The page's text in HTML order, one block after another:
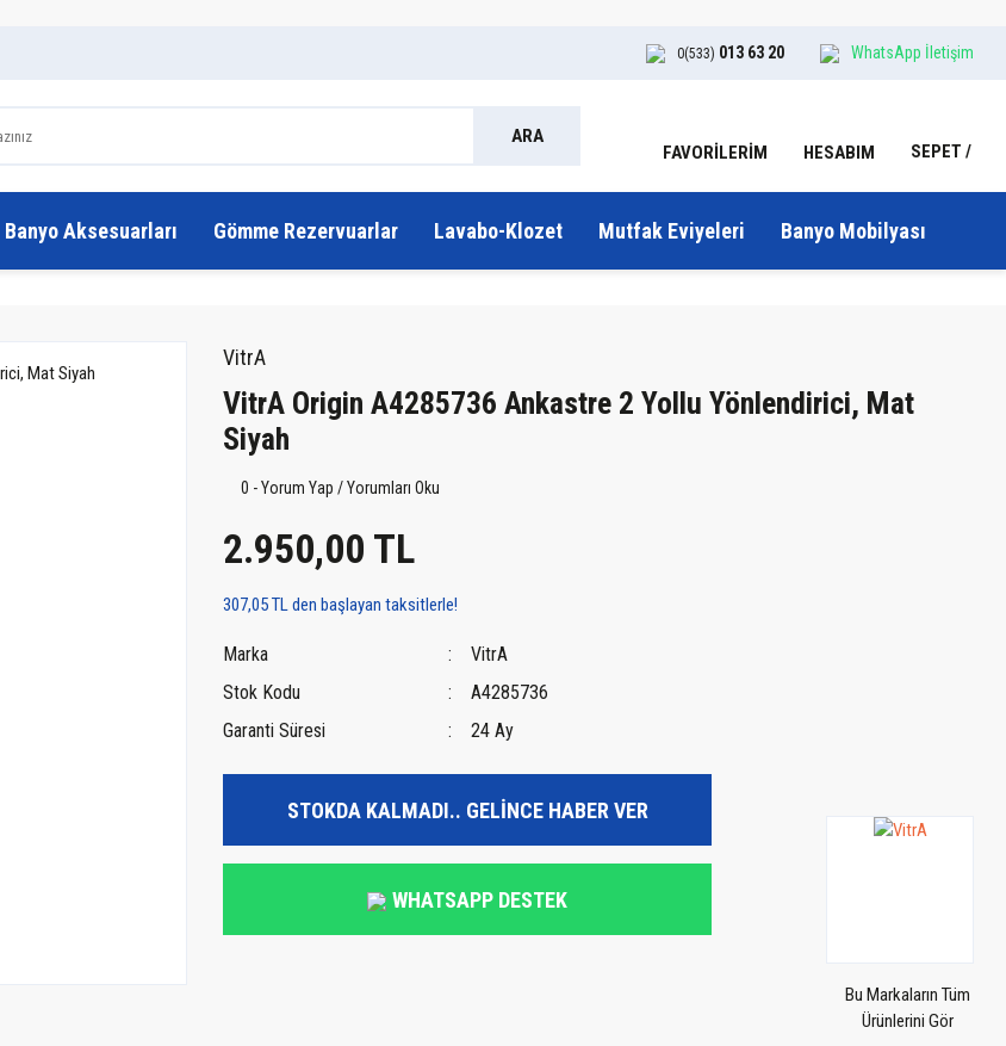
0(533) 013 63 20 WhatsApp İletişim
ARA
FAVORİLERİM HESABIM SEPET
Banyo Aksesuarları Gömme Rezervuarlar Lavabo-Klozet Mutfak Eviyeleri Banyo Mobilyası
VitrA
VitrA Origin A4285736 Ankastre 2 Yollu Yönlendirici, Mat
Siyah
0 - Yorum Yap / Yorumları Oku
2.950,00 TL
307,05 TL den başlayan taksitlerle!
Marka
VitrA
Stok Kodu
A4285736
Garanti Süresi
24 Ay
STOKDA KALMADI.. GELİNCE HABER VER
WHATSAPP DESTEK
Bu Markaların Tüm
Ürünlerini Gör